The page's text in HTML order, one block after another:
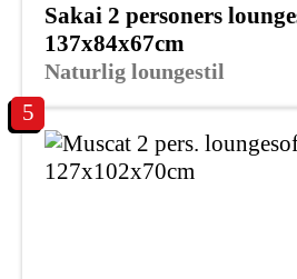
Naturlig loungestil
Sakai 2 personers
137x84x67cm
5